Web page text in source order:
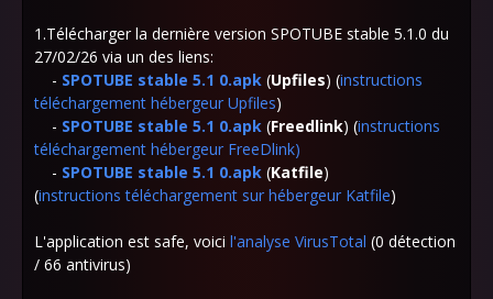
1.Télécharger la dernière version SPOTUBE stable 5.1.0 du
27/02/26 via un des liens:
- SPOTUBE stable 5.1 0.apk (Upfiles) (instructions
téléchargement hébergeur Upfiles)
- SPOTUBE stable 5.1 0.apk (Freedlink) (instructions
téléchargement hébergeur FreeDlink)
- SPOTUBE stable 5.1 0.apk (Katfile)
(instructions téléchargement sur hébergeur Katfile)
L'application est safe, voici l'analyse VirusTotal (0 détection
/ 66 antivirus)